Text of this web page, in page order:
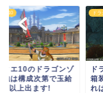
エ10
クエ10のドラゴンゾ
強は構成次第で玉給
以上出ます!
ド
ド
箱
れ